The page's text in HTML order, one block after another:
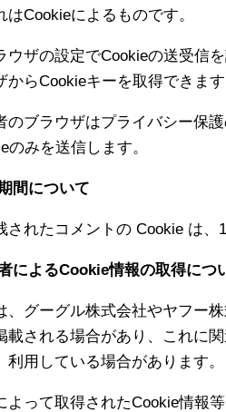
はCookieによるものです。
ウザの設定でCookieの送受信
からCookieキーを取得できます
のブラウザはプライバシー保
のみを送信します。
間について
されたコメントの Cookie は、
によるCookie情報の取得につ
、グーグル株式会社やヤフー
載される場合があり、これに
利用している場合があります。
よって取得されたCookie情報